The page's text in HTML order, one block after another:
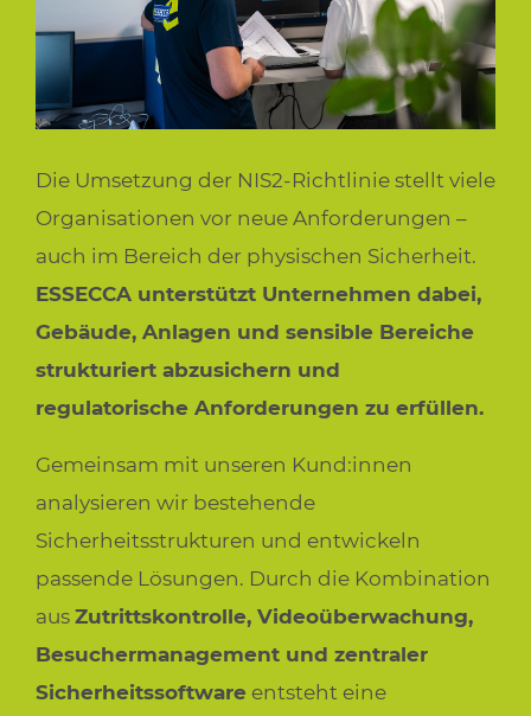
Die Umsetzung der NIS2-Richtlinie stellt viele
Organisationen vor neue Anforderungen –
auch im Bereich der physischen Sicherheit.
ESSECCA unterstützt Unternehmen dabei,
Gebäude, Anlagen und sensible Bereiche
strukturiert abzusichern und
regulatorische Anforderungen zu erfüllen.
Gemeinsam mit unseren Kund:innen
analysieren wir bestehende
Sicherheitsstrukturen und entwickeln
passende Lösungen. Durch die Kombination
aus Zutrittskontrolle, Videoüberwachung,
Besuchermanagement und zentraler
Sicherheitssoftware entsteht eine